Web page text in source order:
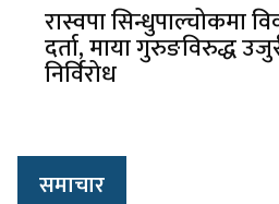
रास्वपा सिन्धुपाल्चोकमा
दर्ता, माया गुरुङविरुद्ध
निर्विरोध
समाचार